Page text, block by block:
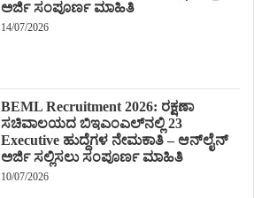
ಅರ್ಜಿ ಸಂಪೂರ್ಣ ಮಾಹಿತಿ
14/07/2026
BEML Recruitment 2026: ರಕ್ಷಣಾ
ಸಚಿವಾಲಯದ ಬಿಇಎಂಎಲ್‌ನಲ್ಲಿ 23
Executive ಹುದ್ದೆಗಳ ನೇಮಕಾತಿ – ಆನ್‌ಲೈನ್
ಅರ್ಜಿ ಸಲ್ಲಿಸಲು ಸಂಪೂರ್ಣ ಮಾಹಿತಿ
10/07/2026